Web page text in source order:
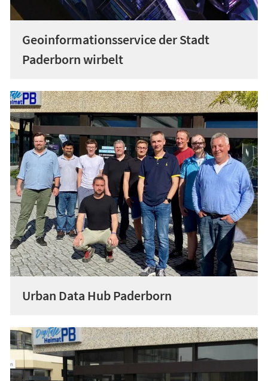
Geoinformationsservice der Stadt
Paderborn wirbelt
Urban Data Hub Paderborn